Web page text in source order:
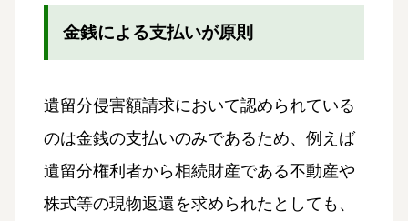
金銭による支払いが原則
遺留分侵害額請求において認められている
のは金銭の支払いのみであるため、例えば
遺留分権利者から相続財産である不動産や
株式等の現物返還を求められたとしても、